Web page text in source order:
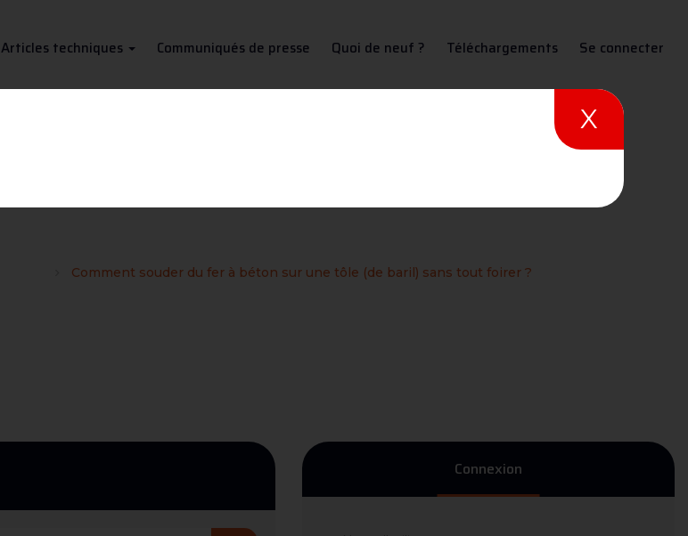
Articles techniques Communiqués de presse Quoi de neuf ? Téléchargements Se connecter
Comment souder du fer à béton sur une tôle (de baril) sans tout foirer ?
Connexion
X